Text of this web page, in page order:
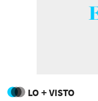
LO + VISTO